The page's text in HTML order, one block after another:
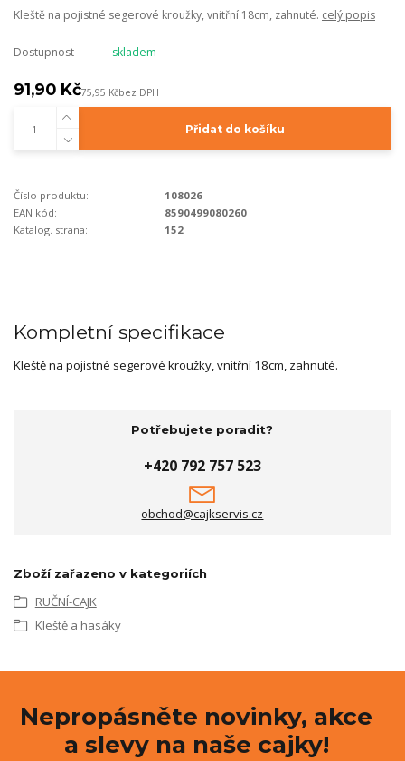
Kleště na pojistné segerové kroužky, vnitřní 18cm, zahnuté. celý popis
Dostupnost skladem
91,90 Kč75,95 Kčbez DPH
Přidat do košíku
Číslo produktu:
108026
EAN kód:
8590499080260
Katalog. strana:
152
Kompletní specifikace
Kleště na pojistné segerové kroužky, vnitřní 18cm, zahnuté.
Potřebujete poradit?
+420 792 757 523
obchod@cajkservis.cz
Zboží zařazeno v kategoriích
RUČNÍ-CAJK
Kleště a hasáky
Nepropásněte novinky, akce
a slevy na naše cajky!